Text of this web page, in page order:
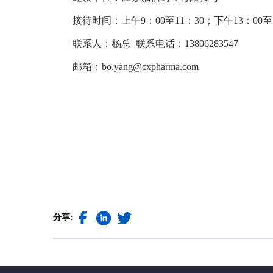
接待时间：上午9：00至11：30；下午13：00
联系人：杨总 联系电话：13806283547
邮箱：bo.yang@cxpharma.com
分享: